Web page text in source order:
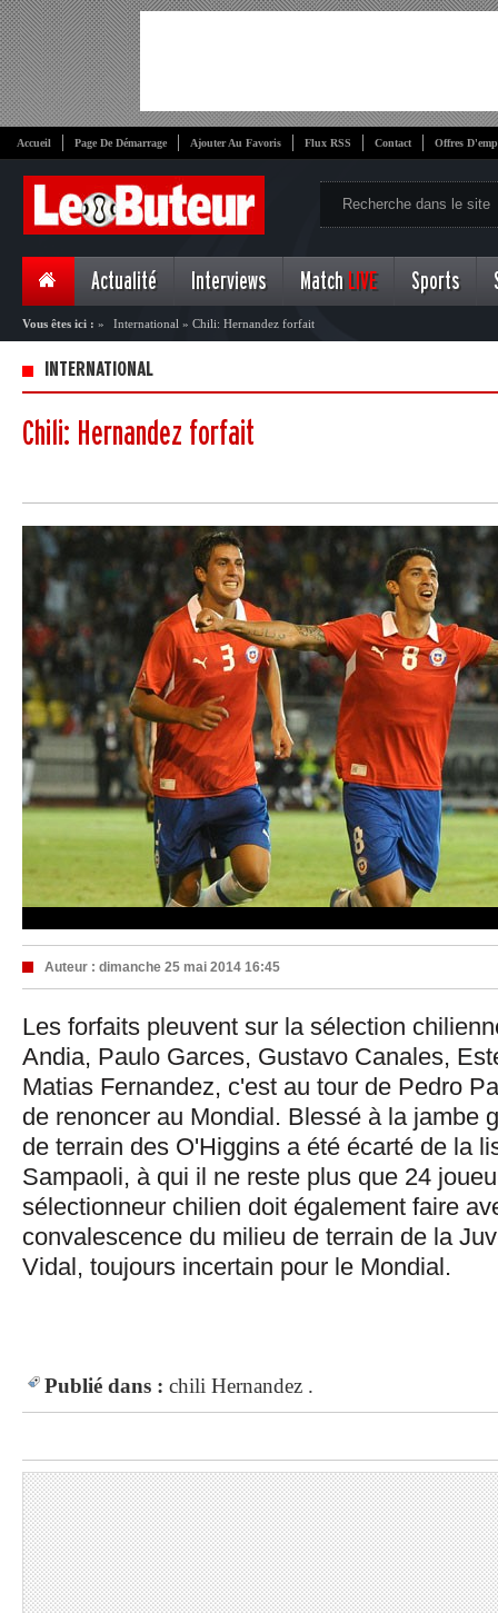
Accueil Page De Démarrage Ajouter Au Favoris Flux RSS Contact Offres
Actualité Interviews Match LIVE Sports
Vous êtes ici : » International » Chili: Hernandez forfait
INTERNATIONAL
Chili: Hernandez forfait
Auteur : dimanche 25 mai 2014 16:45
Les forfaits pleuvent sur la sélection
Andia, Paulo Garces, Gustavo Canales,
Matias Fernandez, c'est au tour de Pedro
de renoncer au Mondial. Blessé à la jambe
de terrain des O'Higgins a été écarté de la
Sampaoli, à qui il ne reste plus que 24
sélectionneur chilien doit également faire
convalescence du milieu de terrain de la
Vidal, toujours incertain pour le Mondial.
Publié dans : chili Hernandez .